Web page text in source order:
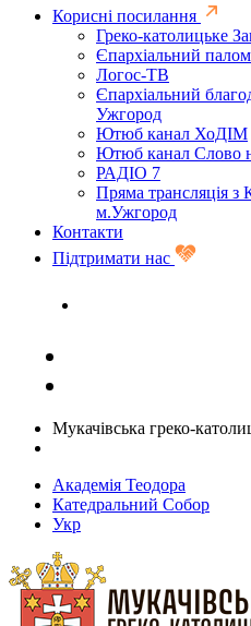
Корисні посилання
Греко-католицьке
Єпархіальний
Логос-ТВ
Єпархіальний
Ужгород
Ютюб канал ХоДІМ
Ютюб канал Слово
РАДІО 7
Пряма трансляція з
м.Ужгород
Контакти
Підтримати нас
Мукачівська греко-
Академія Теодора
Катедральний Собор
Укр